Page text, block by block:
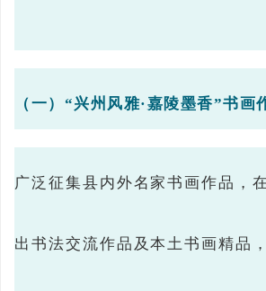
（一）“兴州风雅·嘉陵墨香”书画
广泛征集县内外名家书画作品，
出书法交流作品及本土书画精品